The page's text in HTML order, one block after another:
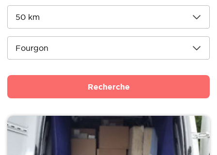
Recherche